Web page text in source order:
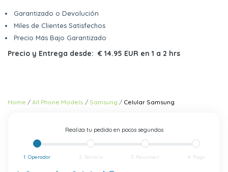
Garantizado o Devolución
Miles de Clientes Satisfechos
Precio Más Bajo Garantizado
Precio y Entrega desde: € 14.95 EUR en 1 a 2 hrs
Home All Phone Models Samsung Celular Samsung
Realiza tu pedido en pocos segundos
1. Operador 2. Servicio 3. Resumen 4. Pago